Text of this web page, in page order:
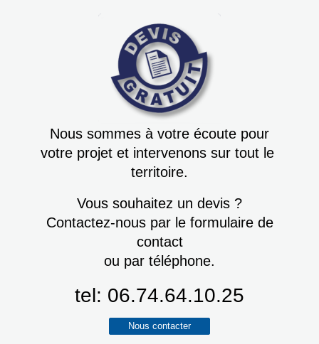
Nous sommes à votre écoute pour
votre projet et intervenons sur tout le
territoire.
Vous souhaitez un devis ?
Contactez-nous par le formulaire de
contact
ou par téléphone.
tel: 06.74.64.10.25
Nous contacter